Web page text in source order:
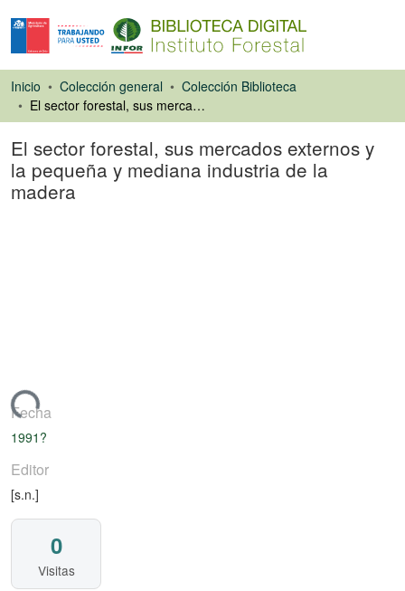
Inicio Colección general
Colección Biblioteca
El sector forestal, sus mercados externos y la pequeña y mediana industria de la madera
El sector forestal, sus mercados externos y
la pequeña y mediana industria de la
madera
Fecha
1991?
Editor
[s.n.]
0
Visitas